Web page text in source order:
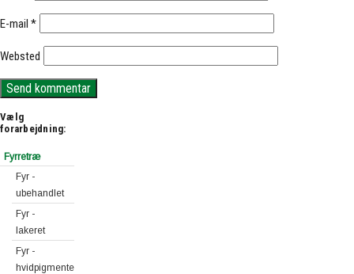
E-mail *
Websted
Vælg
forarbejdning:
Fyrretræ
Fyr -
ubehandlet
Fyr -
lakeret
Fyr -
hvidpigmenteret